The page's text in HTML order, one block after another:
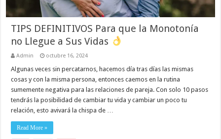
TIPS DEFINITIVOS Para que la Monotonía
no Llegue a Sus Vidas
Admin octubre 16, 2024
Algunas veces sin percatarnos, hacemos día tras días las mismas
cosas y con la misma persona, entonces caemos en la rutina
sumemente negativa para las relaciones de pareja. Con solo 10 pasos
tendrás la posibilidad de cambiar tu vida y cambiar un poco tu
relación, esto avivará la chispa de …
Read More »